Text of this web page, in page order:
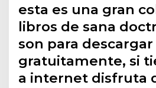
esta es una gran
libros de sana
son para descargar
gratuitamente, si
a internet disfruta